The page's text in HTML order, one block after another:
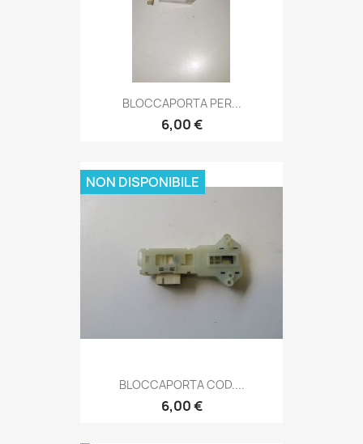
BLOCCAPORTA PER...
6,00 €
BLOCCAPORTA COD....
6,00 €
NON DISPONIBILE